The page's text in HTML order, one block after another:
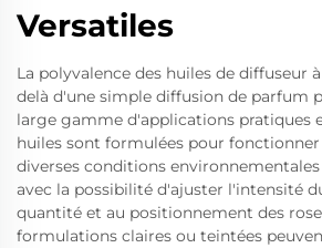
Versatiles
La polyvalence des huiles de diffuseur
delà d'une simple diffusion de parfum
large gamme d'applications pratiques
huiles sont formulées pour
diverses conditions
avec la possibilité d'ajuster l'intensité
quantité et au positionnement des
formulations claires ou teintées